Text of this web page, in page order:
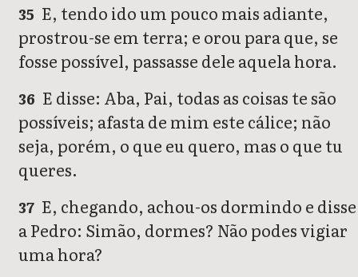
35 E, tendo ido um pouco mais adiante,
prostrou-se em terra; e orou para que, se
fosse possível, passasse dele aquela hora.
36 E disse: Aba, Pai, todas as coisas te são
possíveis; afasta de mim este cálice; não
seja, porém, o que eu quero, mas o que tu
queres.
37 E, chegando, achou-os dormindo e disse
a Pedro: Simão, dormes? Não podes vigiar
uma hora?